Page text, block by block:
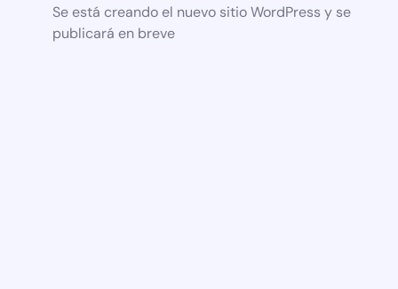
Se está creando el nuevo sitio WordPress y se
publicará en breve